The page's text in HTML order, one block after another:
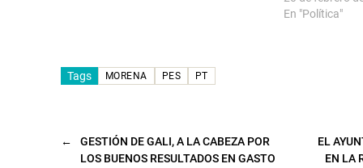
n
a
a
)
En "Política"
Tags MORENA PES PT
←
GESTIÓN DE GALI, A LA CABEZA POR
LOS BUENOS RESULTADOS EN GASTO
EL
EN LA